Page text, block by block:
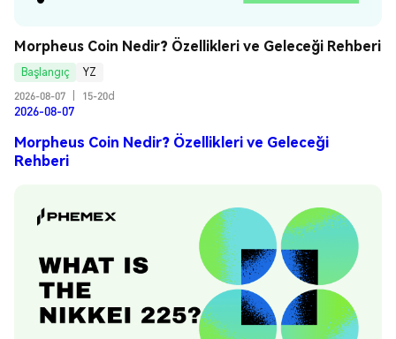
Morpheus Coin Nedir? Özellikleri ve Geleceği Rehberi
Başlangıç
YZ
2026-08-07
15-20d
2026-08-07
Morpheus Coin Nedir? Özellikleri ve Geleceği
Rehberi